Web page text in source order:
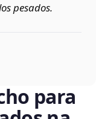
pesados.
para